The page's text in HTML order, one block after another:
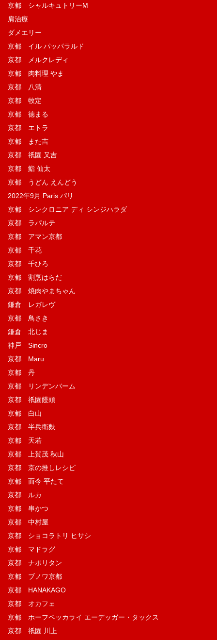
京都 シャルキュトリーM
肩治療
ダメエリー
京都 イル パッパラルド
京都 メルクレディ
京都 肉料理 やま
京都 八清
京都 牧定
京都 徳まる
京都 エトラ
京都 また吉
京都 祇園 又吉
京都 鮨 仙太
京都 うどん えんどう
2022年9月 Paris パリ
京都 シンクロニア ディ シンジハラダ
京都 ラパルテ
京都 アマン京都
京都 千花
京都 千ひろ
京都 割烹はらだ
京都 焼肉やまちゃん
鎌倉 レガレヴ
京都 鳥さき
鎌倉 北じま
神戸 Sincro
京都 Maru
京都 丹
京都 リンデンバーム
京都 祇園饅頭
京都 白山
京都 半兵衛麩
京都 天若
京都 上賀茂 秋山
京都 京の推しレシピ
京都 而今 平たて
京都 ルカ
京都 串かつ
京都 中村屋
京都 ショコラトリ ヒサシ
京都 マドラグ
京都 ナポリタン
京都 ブノワ京都
京都 HANAKAGO
京都 オカフェ
京都 ホーフベッカライ エーデッガー・タックス
京都 祇園 川上